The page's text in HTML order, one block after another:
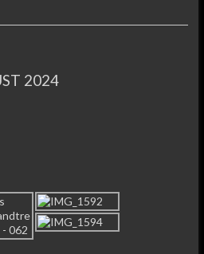
2024